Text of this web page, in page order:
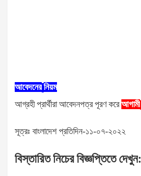
আবেদনের নিয়ম
আগ্রহী প্রার্থীরা আবেদনপত্র পূরণ করে আগামী
সূত্রঃ বাংলাদেশ প্রতিদিন-১১-০৭-২০২২
বিস্তারিতনিচেরবিজ্ঞপ্তিতে দেখুন: